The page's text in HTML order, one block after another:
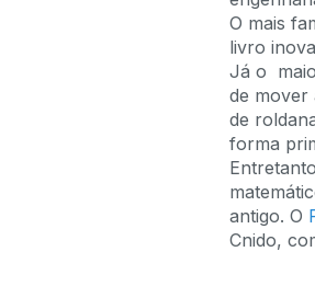
O mais
livro
Já o
de mover
de
forma
antigo. O
Cnido,